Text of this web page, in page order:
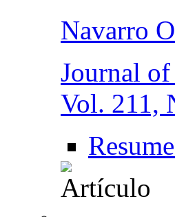
Navarro
Journal
Vol. 211,